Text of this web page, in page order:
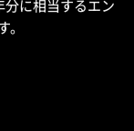
分に相当するエン